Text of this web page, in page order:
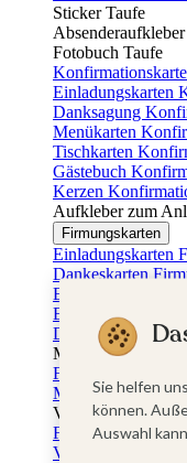
Sticker Taufe
Fotobuch Taufe
Einladungskarten
Danksagung
Menükarten
Tischkarten
Gästebuch
Kerzen
Aufkleber zum
Firmungskarten
Einladungskarten
Dankeskarten
Einschulungskarten
Einladungskarten
Danksagung
Muttertag
Fotogeschenke
Muttertagskarten
Vatertag
Fotogeschenke
Vatertagskarten
Sie helfen
können.
Auswahl